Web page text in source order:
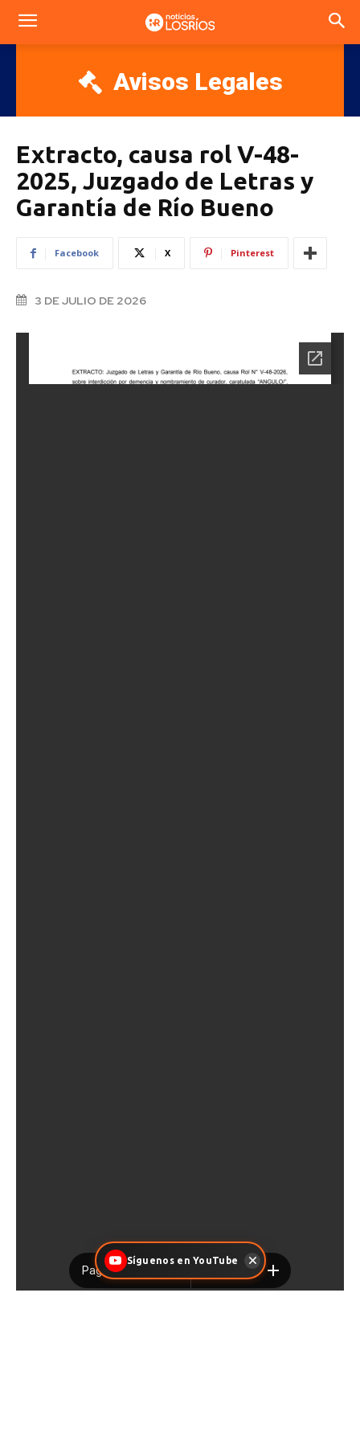
Avisos Legales
Extracto, causa rol V-48-
2025, Juzgado de Letras y
Garantía de Río Bueno
Facebook X Pinterest
3 DE JULIO DE 2026
Síguenos en YouTube